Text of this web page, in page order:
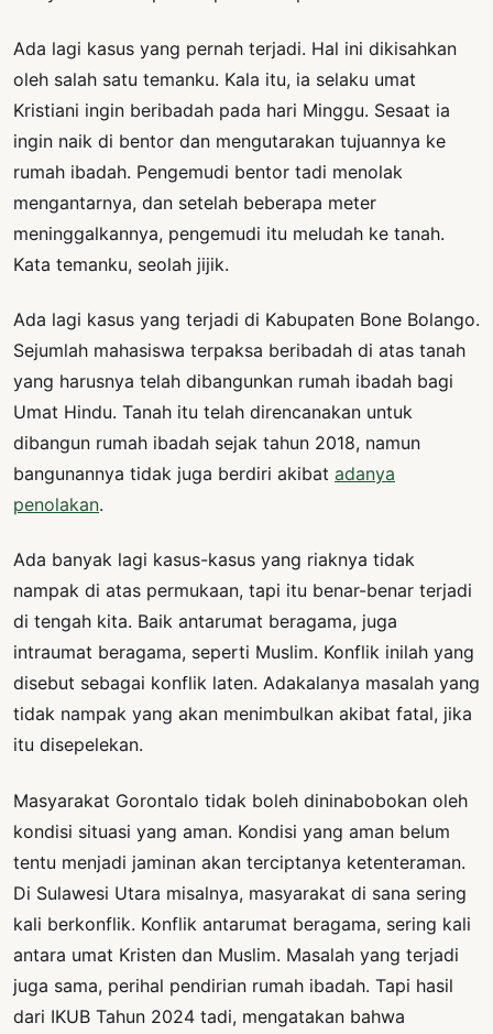
Ada lagi kasus yang pernah terjadi. Hal ini dikisahkan
oleh salah satu temanku. Kala itu, ia selaku umat
Kristiani ingin beribadah pada hari Minggu. Sesaat ia
ingin naik di bentor dan mengutarakan tujuannya ke
rumah ibadah. Pengemudi bentor tadi menolak
mengantarnya, dan setelah beberapa meter
meninggalkannya, pengemudi itu meludah ke tanah.
Kata temanku, seolah jijik.
Ada lagi kasus yang terjadi di Kabupaten Bone Bolango.
Sejumlah mahasiswa terpaksa beribadah di atas tanah
yang harusnya telah dibangunkan rumah ibadah bagi
Umat Hindu. Tanah itu telah direncanakan untuk
dibangun rumah ibadah sejak tahun 2018, namun
bangunannya tidak juga berdiri akibat adanya
penolakan.
Ada banyak lagi kasus-kasus yang riaknya tidak
nampak di atas permukaan, tapi itu benar-benar terjadi
di tengah kita. Baik antarumat beragama, juga
intraumat beragama, seperti Muslim. Konflik inilah yang
disebut sebagai konflik laten. Adakalanya masalah yang
tidak nampak yang akan menimbulkan akibat fatal, jika
itu disepelekan.
Masyarakat Gorontalo tidak boleh dininabobokan oleh
kondisi situasi yang aman. Kondisi yang aman belum
tentu menjadi jaminan akan terciptanya ketenteraman.
Di Sulawesi Utara misalnya, masyarakat di sana sering
kali berkonflik. Konflik antarumat beragama, sering kali
antara umat Kristen dan Muslim. Masalah yang terjadi
juga sama, perihal pendirian rumah ibadah. Tapi hasil
dari IKUB Tahun 2024 tadi, mengatakan bahwa